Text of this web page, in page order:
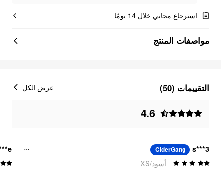
استرجاع مجاني خلال 14 يومًا
مواصفات المنتج
التقييمات (50)
4.6
عرض الكل
s***3
CiderGang
أسود/XS